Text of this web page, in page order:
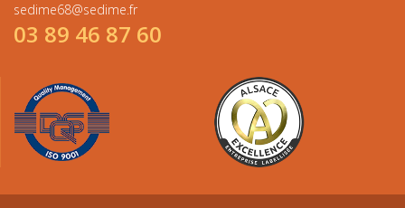
sedime68@sedime.fr
03 89 46 87 60